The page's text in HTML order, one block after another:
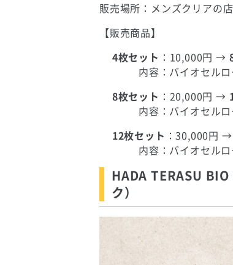
販売場所：メンズクリアの
【販売商品】
4枚セット ：10,000円 →
内容：バイオセルロ
8枚セット ：20,000円 →
内容：バイオセルロ
12枚セット ：30,000円
内容：バイオセルロ
HADA TERASU
ク）